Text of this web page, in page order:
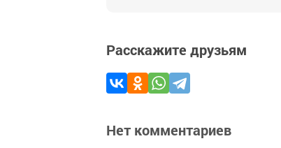
Расскажите друзьям
Нет комментариев